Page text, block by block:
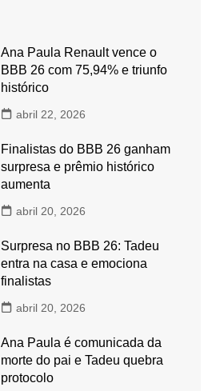
Ana Paula Renault vence o
BBB 26 com 75,94% e triunfo
histórico
abril 22, 2026
Finalistas do BBB 26 ganham
surpresa e prêmio histórico
aumenta
abril 20, 2026
Surpresa no BBB 26: Tadeu
entra na casa e emociona
finalistas
abril 20, 2026
Ana Paula é comunicada da
morte do pai e Tadeu quebra
protocolo